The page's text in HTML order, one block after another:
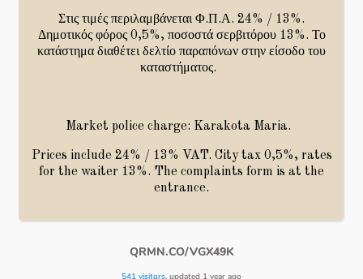
Στις τιμές περιλαμβάνεται Φ.Π.Α. 24% / 13%.
Δημοτικός φόρος 0,5%, ποσοστά σερβιτόρου 13%. Το
κατάστημα διαθέτει δελτίο παραπόνων στην είσοδο του
καταστήματος.
Market police charge: Karakota Maria.
Prices include 24% / 13% VAT. City tax 0,5%, rates
for the waiter 13%. The complaints form is at the
entrance.
QRMN.CO/VGX49K
541 visitors, updated 1 year ago